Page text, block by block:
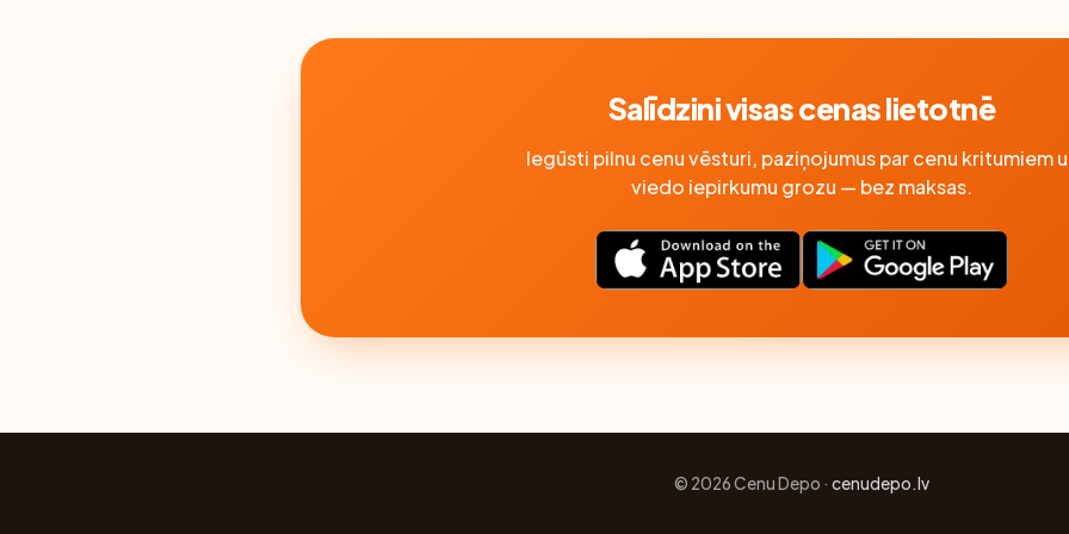
Salīdzini visas cenas lietotnē
Iegūsti pilnu cenu vēsturi, paziņojumus par cenu kritumiem
viedo iepirkumu grozu — bez maksas.
© 2026 Cenu Depo · cenudepo.lv